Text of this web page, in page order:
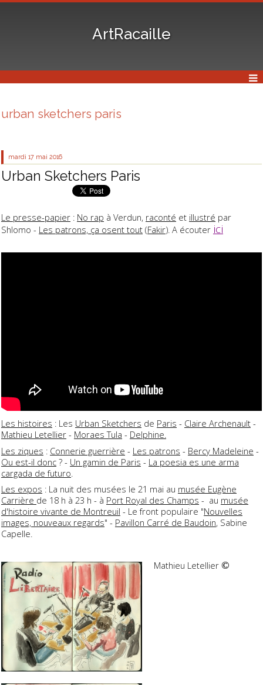
ArtRacaille
urban sketchers paris
mardi 17 mai 2016
Urban Sketchers Paris
Le presse-papier : No rap à Verdun, raconté et illustré par
Shlomo - Les patrons, ça osent tout (Fakir). A écouter ici
Les histoires : Les Urban Sketchers de Paris - Claire Archenault -
Mathieu Letellier - Moraes Tula - Delphine.
Les ziques : Connerie guerrière - Les patrons - Bercy Madeleine -
Ou est-il donc ? - Un gamin de Paris - La poesia es une arma
cargada de futuro
Les expos : La nuit des musées le 21 mai au musée Eugène
Carrière de 18 h à 23 h - à Port Royal des Champs - au musée
d'histoire vivante de Montreuil - Le front populaire "Nouvelles
images, nouveaux regards" - Pavillon Carré de Baudoin, Sabine
Capelle.
Mathieu Letellier©